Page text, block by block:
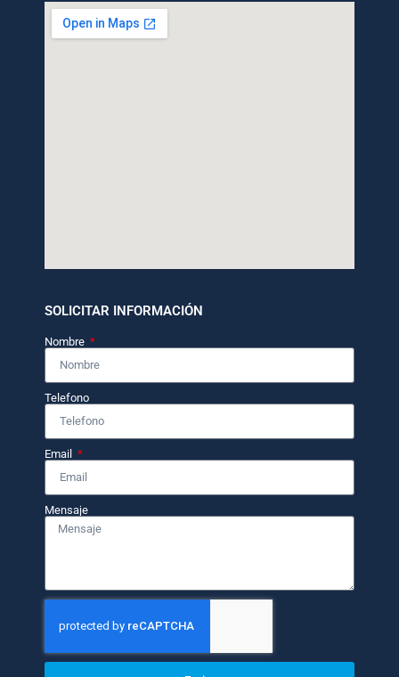
SOLICITAR INFORMACIÓN
Nombre
Telefono
Email
Mensaje